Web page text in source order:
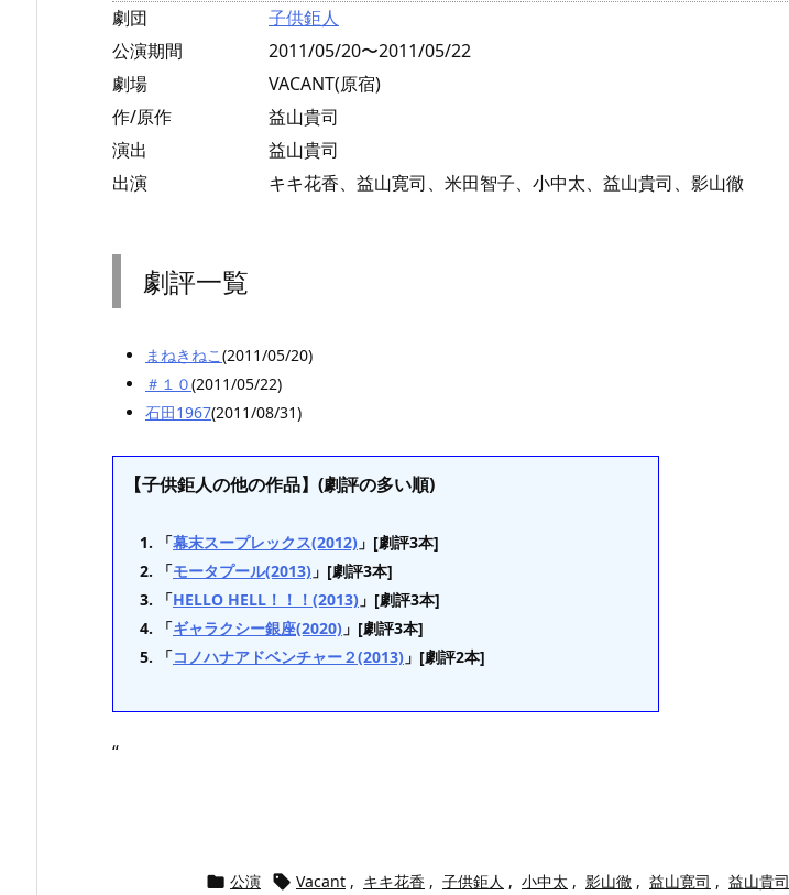
劇団
子供鉅人
公演期間
2011/05/20〜2011/05/22
劇場
VACANT(原宿)
作/原作
益山貴司
演出
益山貴司
出演
キキ花香、益山寛司、米田智子、小中太、益山貴司、影山徹
劇評一覧
まねきねこ(2011/05/20)
＃１０(2011/05/22)
石田1967(2011/08/31)
【子供鉅人の他の作品】(劇評の多い順)
「幕末スープレックス(2012) 」[劇評3本]
「モータプール(2013) 」[劇評3本]
「HELLO HELL！！！(2013) 」[劇評3本]
「ギャラクシー銀座(2020) 」[劇評3本]
「コノハナアドベンチャー２(2013) 」[劇評2本]
“
 公演  Vacant , キキ花香 , 子供鉅人 , 小中太 , 影山徹 , 益山寛司 , 益山貴司